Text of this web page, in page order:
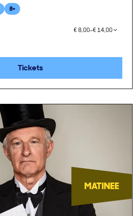
8+
€ 8,00–€ 14,00
Tickets